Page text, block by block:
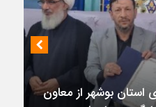
در استان بوشهر منصوب شد
بن‌بست ترک‌فعل‌ها مانده است
بوشهر از معاون